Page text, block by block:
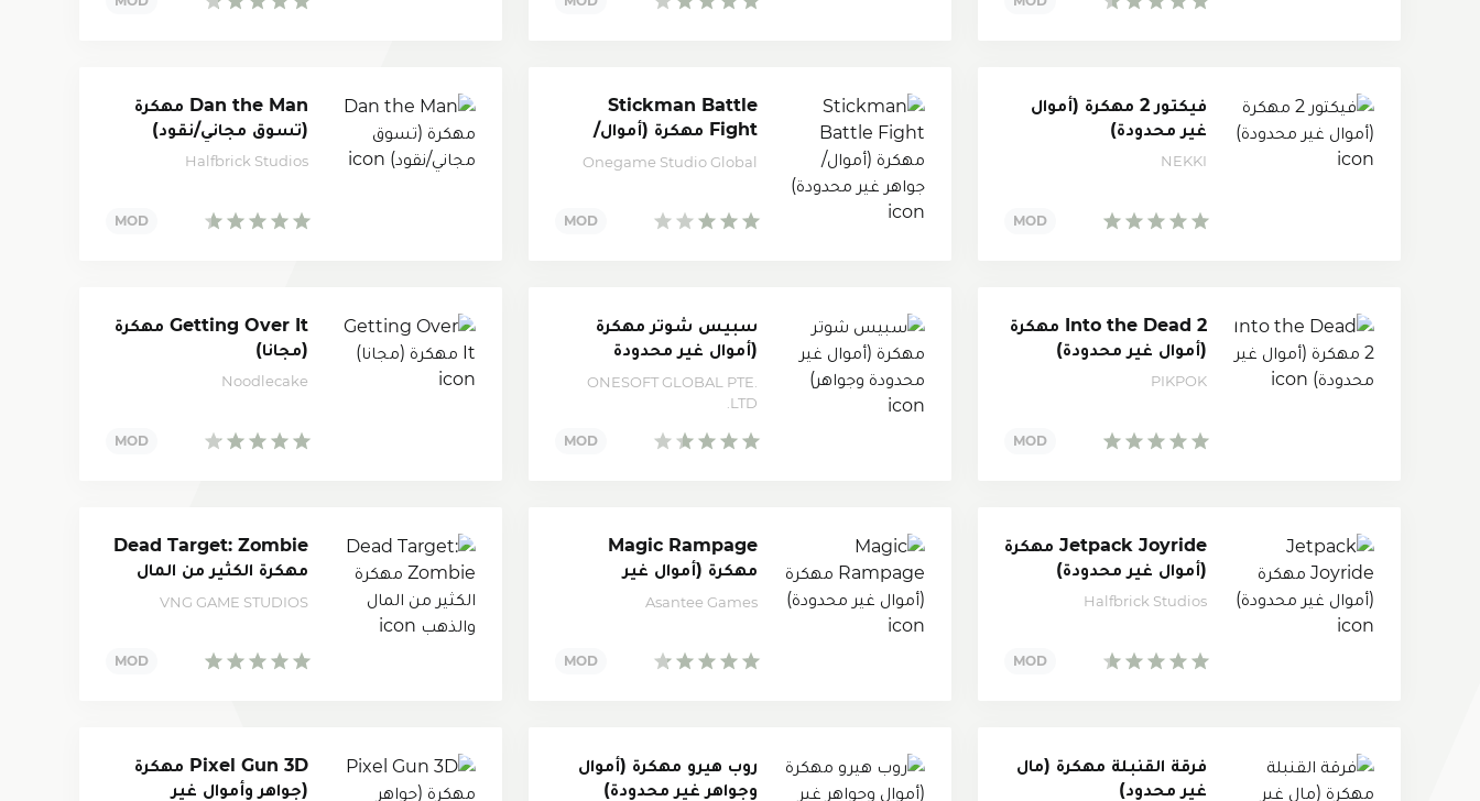
فيكتور 2 مهكرة (أموال
غير محدودة)
NEKKI
Stickman Battle
Fight مهكرة (أموال/
جواهر غير محدودة)
Onegame Studio Global
Dan the Man مهكرة
(تسوق مجاني/نقود)
Halfbrick Studios
Into the Dead 2 مهكرة
(أموال غير محدودة)
PIKPOK
سبيس شوتر مهكرة
(أموال غير محدودة
وجواهر)
ONESOFT GLOBAL PTE.
LTD.
Getting Over It مهكرة
(مجانا)
Noodlecake
Jetpack Joyride مهكرة
(أموال غير محدودة)
Halfbrick Studios
Magic Rampage
مهكرة (أموال غير
محدودة)
Asantee Games
Dead Target: Zombie
مهكرة الكثير من المال
والذهب
VNG GAME STUDIOS
فرقة القنبلة مهكرة (مال
غير محدود)
روب هيرو مهكرة (أموال
وجواهر غير محدودة)
Pixel Gun 3D مهكرة
(جواهر وأموال غير